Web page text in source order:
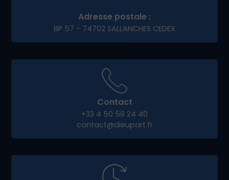
Adresse postale :
BP 57 - 74702 SALLANCHES CEDEX
Contact
+33 4 50 58 24 40
contact@dieupart.fr